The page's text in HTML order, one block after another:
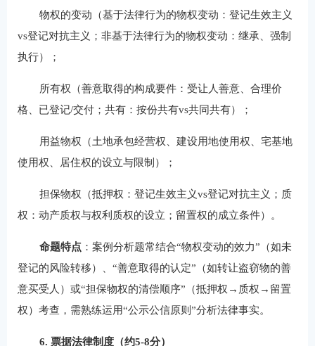
物权的变动（基于法律行为的物权变动：登记生效主义
vs登记对抗主义；非基于法律行为的物权变动：继承、强制
执行）；
所有权（善意取得的构成要件：受让人善意、合理价
格、已登记/交付；共有：按份共有vs共同共有）；
用益物权（土地承包经营权、建设用地使用权、宅基地
使用权、居住权的设立与限制）；
担保物权（抵押权：登记生效主义vs登记对抗主义；质
权：动产质权与权利质权的设立；留置权的成立条件）。
命题特点：案例分析题常结合“物权变动的效力”（如未
登记的风险转移）、“善意取得的认定”（如转让盗窃物的善
意买受人）或“担保物权的清偿顺序”（抵押权→质权→留置
权）考查，需熟练运用“公示公信原则”分析法律事实。
6. 票据法律制度（约5-8分）